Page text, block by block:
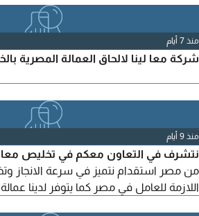
منذ 7 أيام
شركة معا لينا لالحاق العمالة المصرية
منذ 9 أيام
نتشرف في التعاون معكم في تخليص
من مصر استقدام نتميز في سرعة الانجاز
اللازمة للعامل في مصر كما يتوفر لدينا